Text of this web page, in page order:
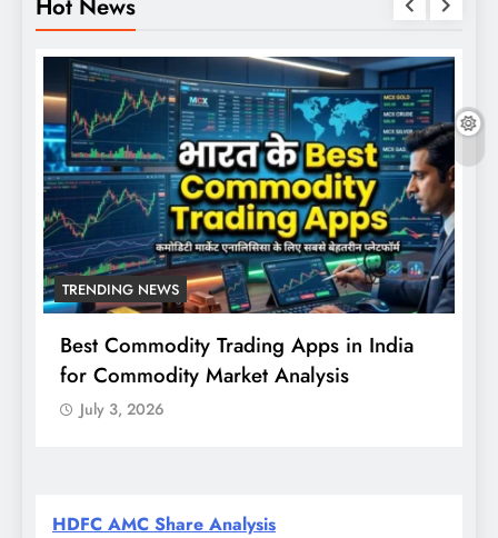
TRENDING NEWS
Best Commodity Trading Apps in India
for Commodity Market Analysis
July 3, 2026
HDFC AMC Share Analysis